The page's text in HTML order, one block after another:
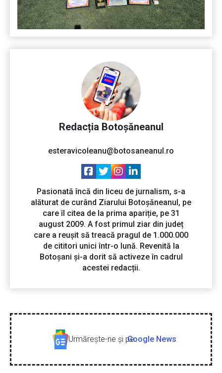
Redacția Botoșăneanul
esteravicoleanu@botosaneanul.ro
Pasionată încă din liceu de jurnalism, s-a
alăturat de curând Ziarului Botoșăneanul, pe
care îl citea de la prima apariție, pe 31
august 2009. A fost primul ziar din județ
care a reușit să treacă pragul de 1.000.000
de cititori unici într-o lună. Revenită la
Botoșani și-a dorit să activeze în cadrul
acestei redacții.
Urmăreşte-ne şi peGoogle News